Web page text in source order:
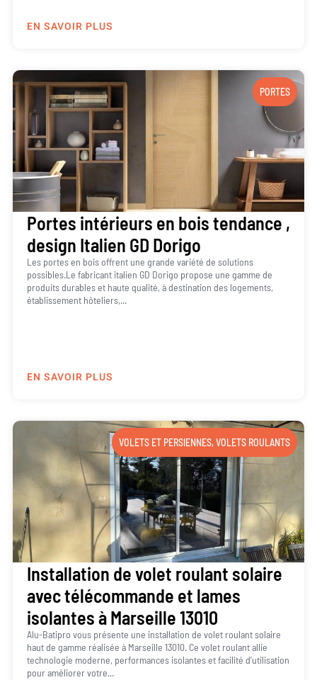
EN SAVOIR PLUS
PORTES
Portes intérieurs en bois tendance ,
design Italien GD Dorigo
Les portes en bois offrent une grande variété de solutions
possibles.Le fabricant italien GD Dorigo propose une gamme de
produits durables et haute qualité, à destination des logements,
établissement hôteliers,...
EN SAVOIR PLUS
VOLETS ET PERSIENNES,VOLETS ROULANTS
Installation de volet roulant solaire
avec télécommande et lames
isolantes à Marseille 13010
Alu-Batipro vous présente une installation de volet roulant solaire
haut de gamme réalisée à Marseille 13010. Ce volet roulant allie
technologie moderne, performances isolantes et facilité d’utilisation
pour améliorer votre...